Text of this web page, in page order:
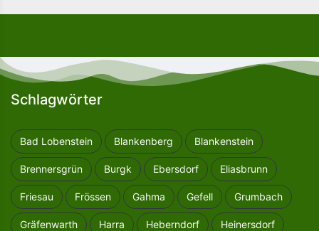
Schlagwörter
Bad Lobenstein Blankenberg Blankenstein
Brennersgrün Burgk Ebersdorf Eliasbrunn
Friesau Frössen Gahma Gefell Grumbach
Gräfenwarth Harra Heberndorf Heinersdorf